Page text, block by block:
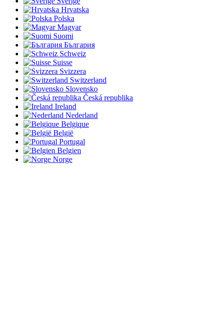
Hrvatska
Polska
Magyar
Suomi
България
Schweiz
Suisse
Svizzera
Switzerland
Slovensko
Česká republika
Ireland
Nederland
Belgique
België
Portugal
Belgien
Norge